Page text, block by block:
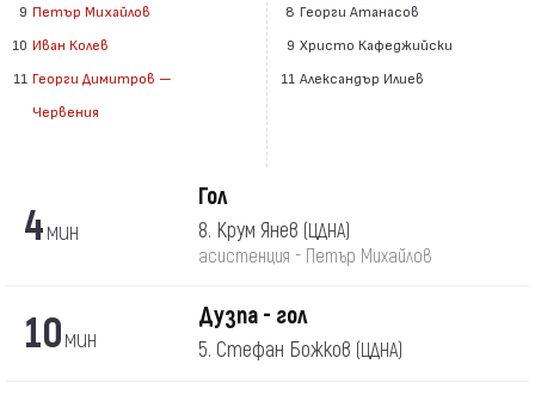
9 Петър Михайлов
10 Иван Колев
11 Георги Димитров —
Червения
8 Георги Атанасов
9 Христо Кафеджийски
11 Александър Илиев
4мин
Гол
8. Крум Янев (ЦДНА)
асистенция - Петър Михайлов
10мин
Дузпа - гол
5. Стефан Божков (ЦДНА)